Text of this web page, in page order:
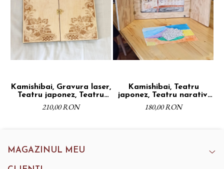
Kamishibai, Gravura laser,
Teatru japonez, Teatru
narativ, Placaj,
Dimensiune A4, Finisaj
210,00 RON
Kamishibai, Teatru
japonez, Teatru narativ,
Placaj, Dimensiune A4,
Finisaj natur
180,00 RON
MAGAZINUL MEU